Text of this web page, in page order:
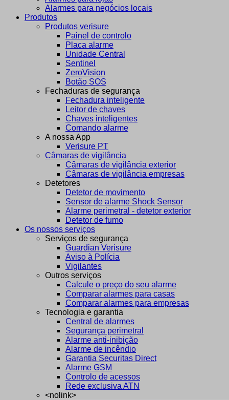
Alarmes para negócios locais
Produtos
Produtos verisure
Painel de controlo
Placa alarme
Unidade Central
Sentinel
ZeroVision
Botão SOS
Fechaduras de segurança
Fechadura inteligente
Leitor de chaves
Chaves inteligentes
Comando alarme
A nossa App
Verisure PT
Câmaras de vigilância
Câmaras de vigilância exterior
Câmaras de vigilância empresas
Detetores
Detetor de movimento
Sensor de alarme Shock Sensor
Alarme perimetral - detetor exterior
Detetor de fumo
Os nossos serviços
Serviços de segurança
Guardian Verisure
Aviso à Polícia
Vigilantes
Outros serviços
Calcule o preço do seu alarme
Comparar alarmes para casas
Comparar alarmes para empresas
Tecnologia e garantia
Central de alarmes
Segurança perimetral
Alarme anti-inibição
Alarme de incêndio
Garantia Securitas Direct
Alarme GSM
Controlo de acessos
Rede exclusiva ATN
<nolink>